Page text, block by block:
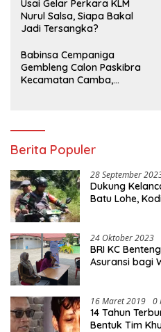
‎Usai Gelar Perkara KLM
Nurul Salsa, Siapa Bakal
Jadi Tersangka?
Babinsa Cempaniga
Gembleng Calon Paskibra
Kecamatan Camba,
Berita Populer
28 September
Dukung
Batu Lohe,
24 Oktober 2023
BRI KC
Asuransi bagi
16 Maret 2019 0
14 Tahun
Bentuk Tim